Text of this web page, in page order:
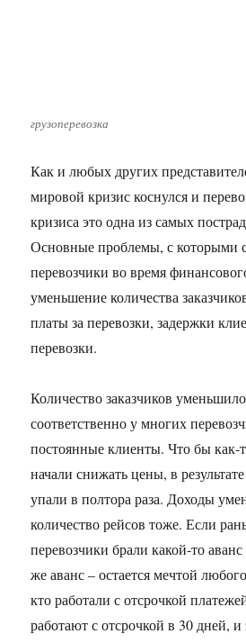
грузоперевозка
Как и любых других
мировой кризис коснулся и
кризиса это одна из самых
Основные проблемы, с которыми
перевозчики во время
уменьшение количества
платы за перевозки, задержки
перевозки.
Количество заказчиков
соответственно у многих
постоянные клиенты. Что бы как-
начали снижать цены, в
упали в полтора раза. Доходы
количество рейсов тоже. Если
перевозчики брали какой-то аванс
же аванс – остается мечтой
кто работали с отсрочкой
работают с отсрочкой в 30 дней, и